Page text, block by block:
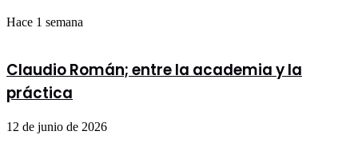
Hace 1 semana
Claudio Román; entre la academia y la
práctica
12 de junio de 2026